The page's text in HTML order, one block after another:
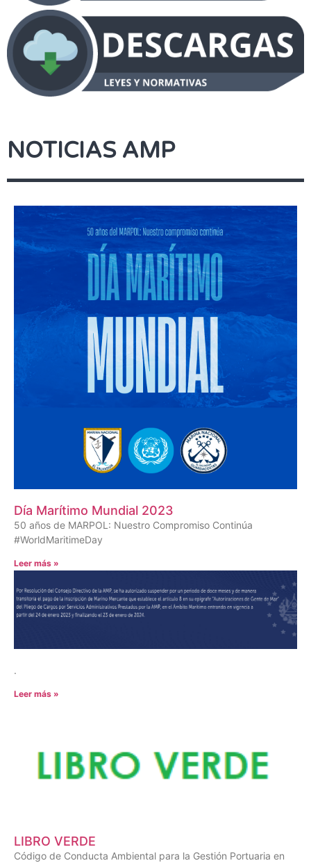
NOTICIAS AMP
Día Marítimo Mundial 2023
50 años de MARPOL: Nuestro Compromiso Continúa
#WorldMaritimeDay
Leer más »
.
Leer más »
LIBRO VERDE
Código de Conducta Ambiental para la Gestión Portuaria en